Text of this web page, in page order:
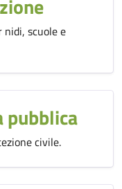
nidi, scuole e
pubblica
civile.